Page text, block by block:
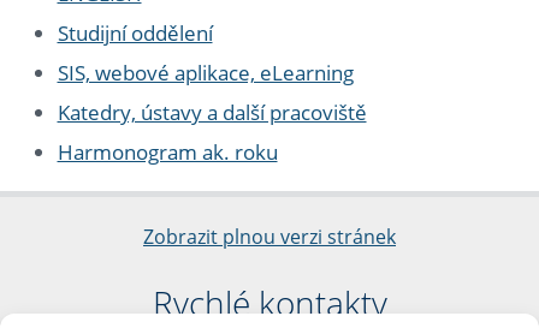
Studijní oddělení
SIS, webové aplikace, eLearning
Katedry, ústavy a další pracoviště
Harmonogram ak. roku
Zobrazit plnou verzi stránek
Rychlé kontakty